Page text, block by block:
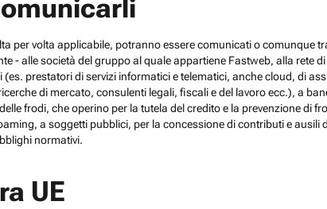
per volta applicabile, potranno essere comunicati o comunque
- alle società del gruppo al quale appartiene Fastweb, alla
prestatori di servizi informatici e telematici, anche cloud, di
di mercato, consulenti legali, fiscali e del lavoro ecc.), a
frodi, che operino per la tutela del credito e la prevenzione di
a soggetti pubblici, per la concessione di contributi e
normativi.
UE